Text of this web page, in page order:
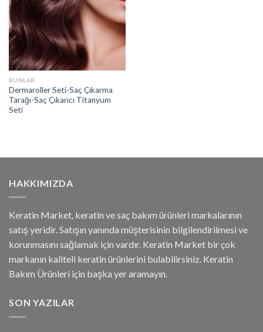
BUNLAR
Dermaroller Seti-Saç Çıkarma
Tarağı-Saç Çıkarıcı Titanyum
Seti
HAKKIMIZDA
Keratin Market, keratin ve saç bakım ürünleri markalarının
satış yeridir. Satışın yanında müşterisinin bilgilendirilmesi ve
korunmasını sağlamak için vardır. Keratin Market bir çok
markanın kaliteli keratin ürünlerini bulabilirsiniz. Keratin
Bakım Ürünleri için başka yer aramayın.
SON YAZILAR